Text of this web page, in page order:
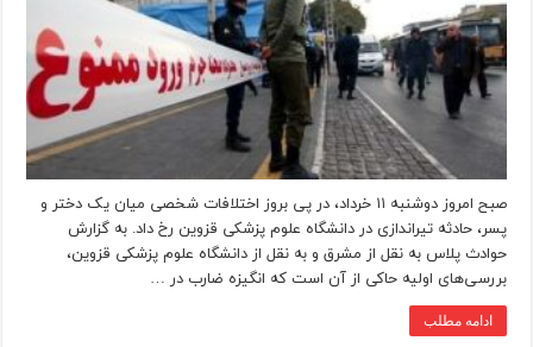
صبح امروز دوشنبه ۱۱ خرداد، در پی بروز اختلافات شخصی میان یک دختر و
پسر، حادثه تیراندازی در دانشگاه علوم پزشکی قزوین رخ داد. به گزارش
حوادث پلاس به نقل از مشرق و به نقل از دانشگاه علوم‌ پزشکی قزوین،
بررسی‌های اولیه حاکی از آن است که انگیزه ضارب در …
ادامه مطلب